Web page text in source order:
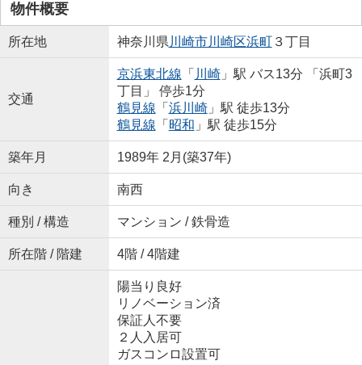
物件概要
所在地 神奈川県 川崎市川崎区浜町３丁目
交通
京浜東北線 「 川崎」駅 バス13分 「浜町3
丁目」 停歩1分
鶴見線 「 浜川崎」駅 徒歩13分
鶴見線 「 昭和 」駅 徒歩15分
築年月 1989年 2月(築37年)
向き 南西
種別 / 構造 マンション / 鉄骨造
所在階 / 階建 4階 / 4階建
陽当り良好
リノベーション済
保証人不要
２人入居可
ガスコンロ設置可